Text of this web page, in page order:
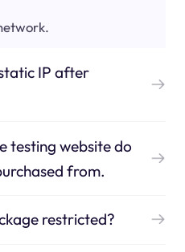
IP after
testing website do
from.
restricted?